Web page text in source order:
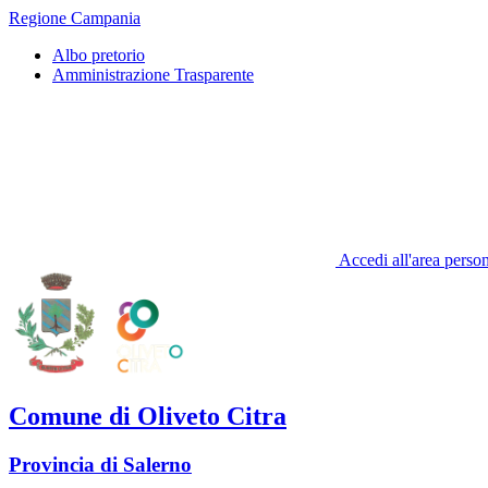
Regione Campania
Albo pretorio
Amministrazione Trasparente
Accedi all'area
Comune di Oliveto Citra
Provincia di Salerno